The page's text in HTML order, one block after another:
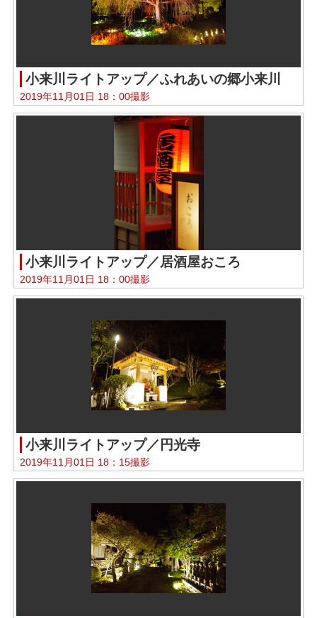
小来川ライトアップ／ふれあいの郷小来川
2019年11月01日 18：00撮影
小来川ライトアップ／居酒屋おころ
2019年11月01日 18：00撮影
小来川ライトアップ／円光寺
2019年11月01日 18：15撮影